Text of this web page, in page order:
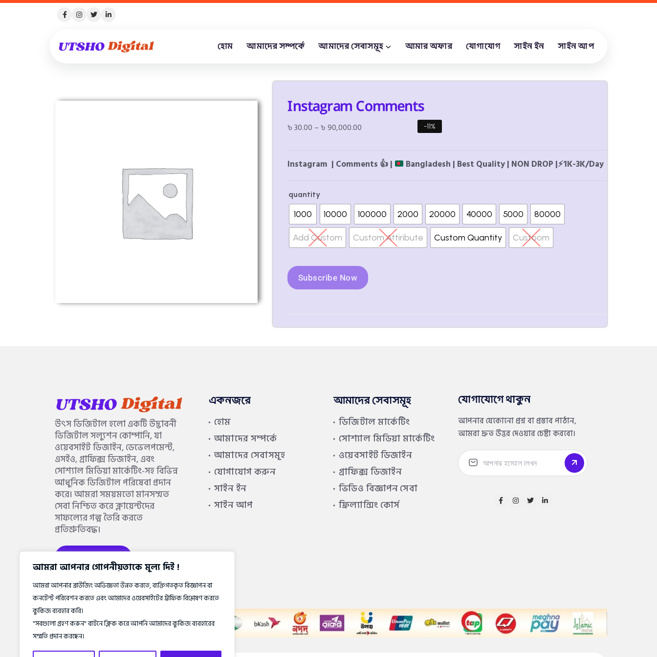
আমরা আপনার গোপনীয়তাকে মূল্য দিই !
আমরা আপনার ব্রাউজিং অভিজ্ঞতা উন্নত করতে, ব্যক্তিগতকৃত বিজ্ঞাপন বা
কনটেন্ট পরিবেশন করতে এবং আমাদের ওয়েবসাইটের ট্রাফিক বিশ্লেষণ করতে
কুকিজ ব্যবহার করি।
"সবগুলো গ্রহণ করুন" বাটনে ক্লিক করে আপনি আমাদের কুকিজ ব্যবহারের
সম্মতি প্রদান করছেন।
হোম আমাদের সম্পর্কে আমাদের সেবাসমূহ আমার অফার যোগাযোগ সাইন ইন সাইন আপ
Instagram Comments
৳30.00 –৳90,000.00 -11%
Instagram | Comments 👍| Bangladesh | Best Quality | NON DROP |⚡1K-3K/Day
quantity
1000 10000 100000 2000 20000 40000 5000 80000
Add Custom Custom Attiribute Custom Quantity Custoom
Subscribe Now
উৎস ডিজিটাল হলো একটি উদ্ভাবনী
ডিজিটাল সল্যুশন কোম্পানি, যা
ওয়েবসাইট ডিজাইন, ডেভেলপমেন্ট,
এসইও, গ্রাফিক্স ডিজাইন, এবং
সোশ্যাল মিডিয়া মার্কেটিং-সহ বিভিন্ন
আধুনিক ডিজিটাল পরিষেবা প্রদান
করে। আমরা সময়মতো মানসম্মত
সেবা নিশ্চিত করে ক্লায়েন্টদের
সাফল্যের গল্প তৈরি করতে
প্রতিশ্রুতিবদ্ধ।
একনজরে
হোম
আমাদের সম্পর্কে
আমাদের সেবাসমূহ
যোগাযোগ করুন
সাইন ইন
সাইন আপ
আমাদের সেবাসমূহ
ডিজিটাল মার্কেটিং
সোশ্যাল মিডিয়া মার্কেটিং
ওয়েবসাইট ডিজাইন
গ্রাফিক্স ডিজাইন
ভিডিও বিজ্ঞাপন সেবা
ফ্রিল্যান্সিং কোর্স
যোগাযোগে থাকুন
আপনার যেকোনো প্রশ্ন বা প্রস্তাব পাঠান,
আমরা দ্রুত উত্তর দেওয়ার চেষ্টা করবো।